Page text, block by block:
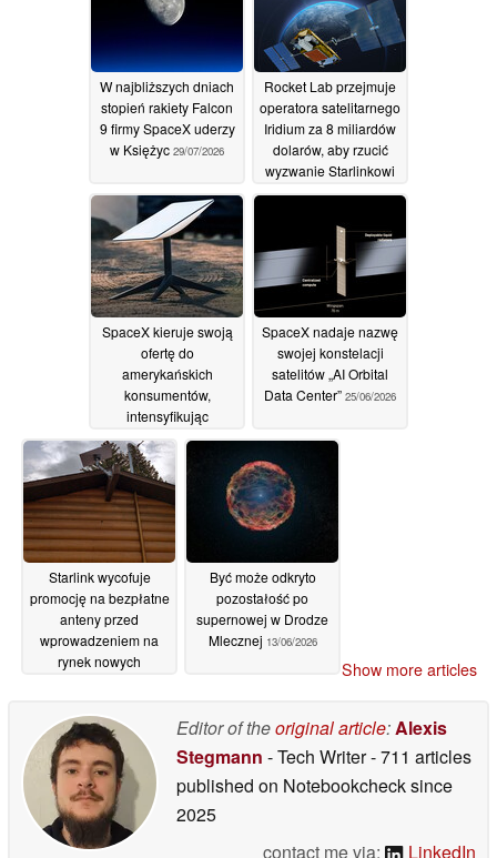
W najbliższych dniach
stopień rakiety Falcon
9 firmy SpaceX uderzy
w Księżyc 29/07/2026
Rocket Lab przejmuje
operatora satelitarnego
Iridium za 8 miliardów
dolarów, aby rzucić
wyzwanie Starlinkowi
30/06/2026
SpaceX kieruje swoją
ofertę do
amerykańskich
konsumentów,
intensyfikując
działania promocyjne
związane z usługą
mobilną Starlink
27/06/2026
SpaceX nadaje nazwę
swojej konstelacji
satelitów „AI Orbital
Data Center” 25/06/2026
Starlink wycofuje
promocję na bezpłatne
anteny przed
wprowadzeniem na
rynek nowych
Być może odkryto
pozostałość po
supernowej w Drodze
Mlecznej 13/06/2026
Show more articles
Editor of theoriginal article:Alexis
Stegmann - Tech Writer- 711 articles
published on Notebookchecksince
2025
contact me via:
LinkedIn